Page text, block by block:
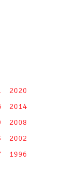
2020
2014
2008
2002
1996